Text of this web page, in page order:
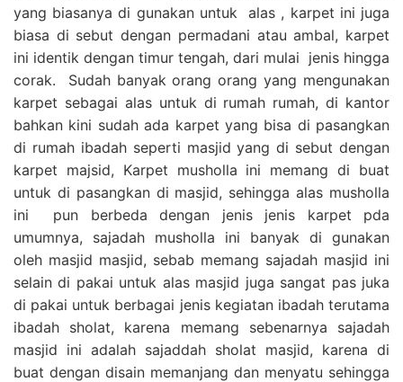
yang biasanya di gunakan untuk alas , karpet ini juga
biasa di sebut dengan permadani atau ambal, karpet
ini identik dengan timur tengah, dari mulai jenis hingga
corak. Sudah banyak orang orang yang mengunakan
karpet sebagai alas untuk di rumah rumah, di kantor
bahkan kini sudah ada karpet yang bisa di pasangkan
di rumah ibadah seperti masjid yang di sebut dengan
karpet majsid, Karpet musholla ini memang di buat
untuk di pasangkan di masjid, sehingga alas musholla
ini pun berbeda dengan jenis jenis karpet pda
umumnya, sajadah musholla ini banyak di gunakan
oleh masjid masjid, sebab memang sajadah masjid ini
selain di pakai untuk alas masjid juga sangat pas juka
di pakai untuk berbagai jenis kegiatan ibadah terutama
ibadah sholat, karena memang sebenarnya sajadah
masjid ini adalah sajaddah sholat masjid, karena di
buat dengan disain memanjang dan menyatu sehingga